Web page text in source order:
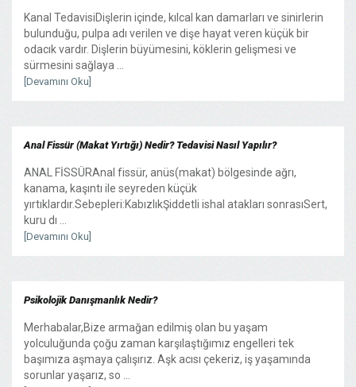
Kanal TedavisiDişlerin içinde, kılcal kan damarları ve sinirlerin
bulunduğu, pulpa adı verilen ve dişe hayat veren küçük bir
odacık vardır. Dişlerin büyümesini, köklerin gelişmesi ve
sürmesini sağlaya ...
[Devamını Oku]
Anal Fissür (Makat Yırtığı) Nedir? Tedavisi Nasıl Yapılır?
ANAL FİSSÜRAnal fissür, anüs(makat) bölgesinde ağrı,
kanama, kaşıntı ile seyreden küçük
yırtıklardır.Sebepleri:KabızlıkŞiddetli ishal atakları sonrasıSert,
kuru dı ...
[Devamını Oku]
Psikolojik Danışmanlık Nedir?
Merhabalar,Bize armağan edilmiş olan bu yaşam
yolculuğunda çoğu zaman karşılaştığımız engelleri tek
başımıza aşmaya çalışırız. Aşk acısı çekeriz, iş yaşamında
sorunlar yaşarız, so ...